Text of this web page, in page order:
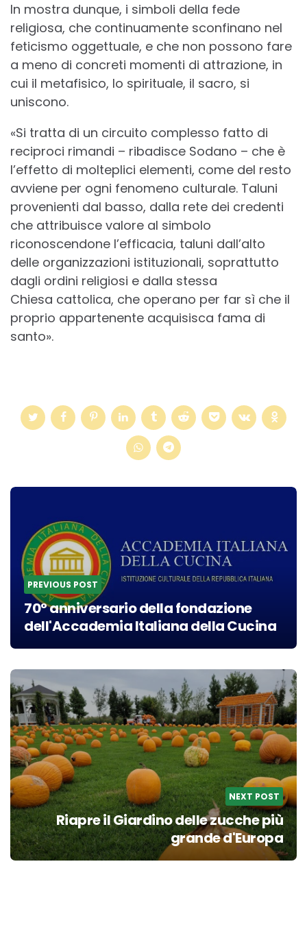
In mostra dunque, i simboli della fede
religiosa, che continuamente sconfinano nel
feticismo oggettuale, e che non possono fare
a meno di concreti momenti di attrazione, in
cui il metafisico, lo spirituale, il sacro, si
uniscono.
«Si tratta di un circuito complesso fatto di
reciproci rimandi – ribadisce Sodano – che è
l’effetto di molteplici elementi, come del resto
avviene per ogni fenomeno culturale. Taluni
provenienti dal basso, dalla rete dei credenti
che attribuisce valore al simbolo
riconoscendone l’efficacia, taluni dall’alto
delle organizzazioni istituzionali, soprattutto
dagli ordini religiosi e dalla stessa
Chiesa cattolica, che operano per far sì che il
proprio appartenente acquisisca fama di
santo».
Post
navigation
PREVIOUS POST
70° anniversario della fondazione
dell'Accademia Italiana della Cucina
NEXT POST
Riapre il Giardino delle zucche più
grande d'Europa